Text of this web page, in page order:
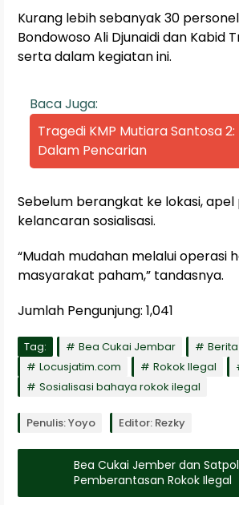
Kurang lebih sebanyak 30
Bondowoso Ali Djunaidi dan Kabid
serta dalam kegiatan ini.
Baca Juga:
Tragedi KMP Mutiara Santosa
Dalam Pencarian
Sebelum berangkat ke lokasi,
kelancaran sosialisasi.
“Mudah mudahan melalui operasi
masyarakat paham,” tandasnya.
Jumlah Pengunjung: 1,041
Tag: Bea Cukai Jembar
Locusjatim.com
Rokok Ilegal
Sosialisasi bahaya rokok ilegal
Penulis: Yoyo Editor: Rezky
Bea Cukai Jember dan
Pemberantasan Rokok Ilegal